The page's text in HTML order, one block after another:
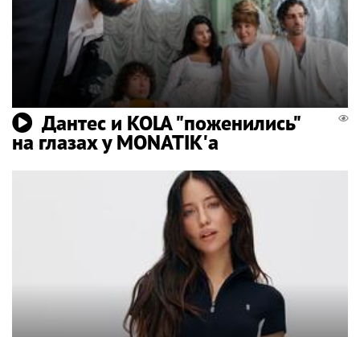
Дантес и KOLA "поженились"
на глазах у MONATIK'а